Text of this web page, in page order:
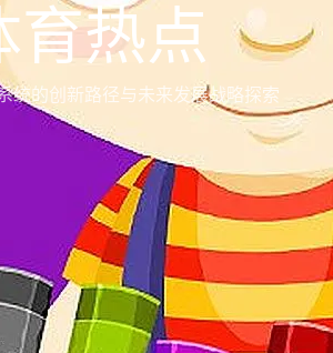
育热点
统的创新路径与未来发展战略探索